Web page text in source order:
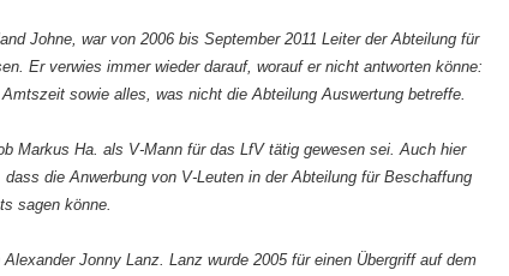
Johne, war von 2006 bis September 2011 Leiter der Abteilung für
Er verwies immer wieder darauf, worauf er nicht antworten könne:
sowie alles, was nicht die Abteilung Auswertung betreffe.
Markus Ha. als V-Mann für das LfV tätig gewesen sei. Auch hier
die Anwerbung von V-Leuten in der Abteilung für Beschaffung
sagen könne.
Jonny Lanz. Lanz wurde 2005 für einen Übergriff auf dem